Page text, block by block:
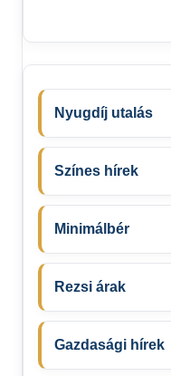
Nyugdíj utalás
Színes hírek
Minimálbér
Rezsi árak
Gazdasági hírek